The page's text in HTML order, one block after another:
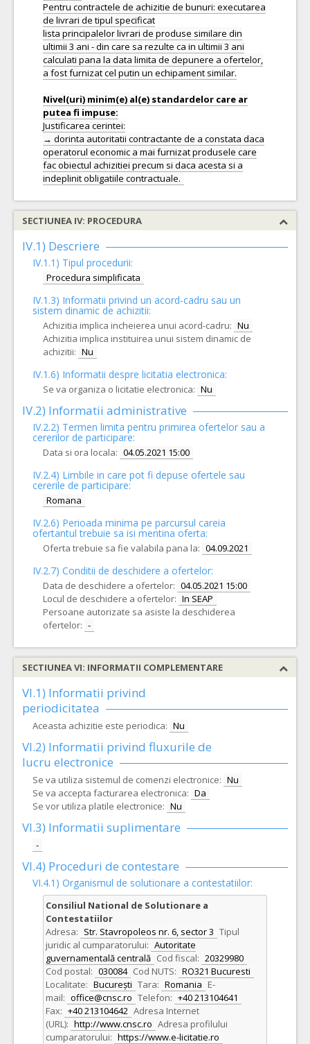
Pentru contractele de achizitie de bunuri: executarea
de livrari de tipul specificat
lista principalelor livrari de produse similare din
ultimii 3 ani - din care sa rezulte ca in ultimii 3 ani
calculati pana la data limita de depunere a ofertelor,
a fost furnizat cel putin un echipament similar.
Nivel(uri) minim(e) al(e) standardelor care ar
Justificarea cerintei:
→ dorinta autoritatii contractante de a constata daca
operatorul economic a mai furnizat produsele care
fac obiectul achizitiei precum si daca acesta si a
SECTIUNEA IV: PROCEDURA
IV.1) Descriere
IV.1.1) Tipul procedurii:
Procedura simplificata
IV.1.3) Informatii privind un acord-cadru sau un
sistem dinamic de achizitii:
Achizitia implica incheierea unui acord-cadru: Nu
Achizitia implica instituirea unui sistem dinamic de
achizitii: Nu
IV.1.6) Informatii despre licitatia electronica:
Se va organiza o licitatie electronica: Nu
IV.2) Informatii administrative
IV.2.2) Termen limita pentru primirea ofertelor sau a
cererilor de participare:
Data si ora locala: 04.05.2021 15:00
IV.2.4) Limbile in care pot fi depuse ofertele sau
cererile de participare:
Romana
IV.2.6) Perioada minima pe parcursul careia
ofertantul trebuie sa isi mentina oferta:
Oferta trebuie sa fie valabila pana la: 04.09.2021
IV.2.7) Conditii de deschidere a ofertelor:
Data de deschidere a ofertelor: 04.05.2021 15:00
Locul de deschidere a ofertelor: In SEAP
Persoane autorizate sa asiste la deschiderea
ofertelor: -
SECTIUNEA VI: INFORMATII COMPLEMENTARE
VI.1) Informatii privind
periodicitatea
Aceasta achizitie este periodica: Nu
VI.2) Informatii privind fluxurile de
lucru electronice
Se va utiliza sistemul de comenzi electronice: Nu
Se va accepta facturarea electronica: Da
Se vor utiliza platile electronice: Nu
VI.3) Informatii suplimentare
-
VI.4) Proceduri de contestare
VI.4.1) Organismul de solutionare a contestatiilor:
Consiliul National de Solutionare a
Contestatiilor
Adresa: Str. Stavropoleos nr. 6, sector 3 Tipul
juridic al cumparatorului: Autoritate
guvernamentală centrală Cod fiscal: 20329980
Cod postal: 030084 Cod NUTS: RO321 Bucuresti
Localitate: București Tara: Romania E-
mail: office@cnsc.ro Telefon: +40 213104641
Fax: +40 213104642 Adresa Internet
(URL): http://www.cnsc.ro Adresa profilului
cumparatorului: https://www.e-licitatie.ro